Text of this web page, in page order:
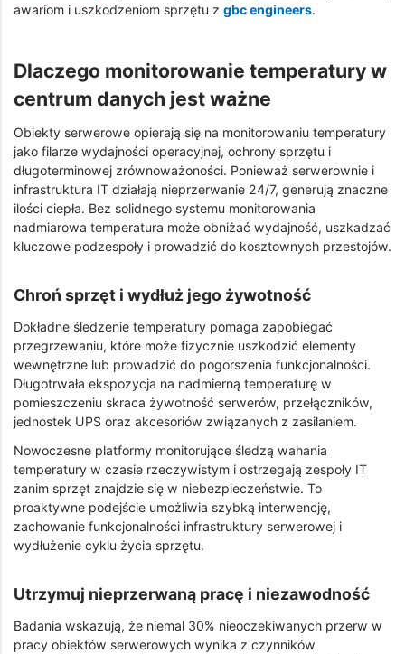
awariom i uszkodzeniom sprzętu z gbc engineers.
Dlaczego monitorowanie temperatury w
centrum danych jest ważne
Obiekty serwerowe opierają się na monitorowaniu temperatury
jako filarze wydajności operacyjnej, ochrony sprzętu i
długoterminowej zrównoważoności. Ponieważ serwerownie i
infrastruktura IT działają nieprzerwanie 24/7, generują znaczne
ilości ciepła. Bez solidnego systemu monitorowania
nadmiarowa temperatura może obniżać wydajność, uszkadzać
kluczowe podzespoły i prowadzić do kosztownych przestojów.
Chroń sprzęt i wydłuż jego żywotność
Dokładne śledzenie temperatury pomaga zapobiegać
przegrzewaniu, które może fizycznie uszkodzić elementy
wewnętrzne lub prowadzić do pogorszenia funkcjonalności.
Długotrwała ekspozycja na nadmierną temperaturę w
pomieszczeniu skraca żywotność serwerów, przełączników,
jednostek UPS oraz akcesoriów związanych z zasilaniem.
Nowoczesne platformy monitorujące śledzą wahania
temperatury w czasie rzeczywistym i ostrzegają zespoły IT
zanim sprzęt znajdzie się w niebezpieczeństwie. To
proaktywne podejście umożliwia szybką interwencję,
zachowanie funkcjonalności infrastruktury serwerowej i
wydłużenie cyklu życia sprzętu.
Utrzymuj nieprzerwaną pracę i niezawodność
Badania wskazują, że niemal 30% nieoczekiwanych przerw w
pracy obiektów serwerowych wynika z czynników